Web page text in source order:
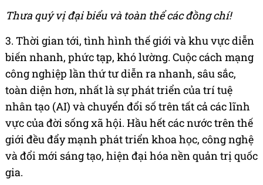
Thưa quý vị đại biểu và toàn thể các đồng chí!
3. Thời gian tới, tình hình thế giới và khu vực diễn
biến nhanh, phức tạp, khó lường. Cuộc cách mạng
công nghiệp lần thứ tư diễn ra nhanh, sâu sắc,
toàn diện hơn, nhất là sự phát triển của trí tuệ
nhân tạo (AI) và chuyển đổi số trên tất cả các lĩnh
vực của đời sống xã hội. Hầu hết các nước trên thế
giới đều đẩy mạnh phát triển khoa học, công nghệ
và đổi mới sáng tạo, hiện đại hóa nền quản trị quốc
gia.